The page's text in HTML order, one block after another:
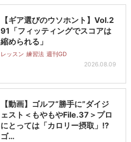
【ギア選びのウソホント】Vol.2
91「フィッティングでスコアは
縮められる」
レッスン 練習法 週刊GD
2026.08.09
【動画】ゴルフ“勝手に”ダイジ
ェスト＜もやもやFile.37＞プロ
にとっては「カロリー摂取」!?
ゴ…